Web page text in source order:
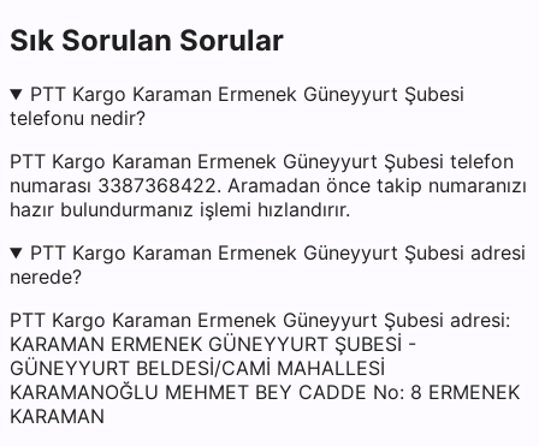
Sık Sorulan Sorular
PTT Kargo Karaman Ermenek Güneyyurt Şubesi
telefonu nedir?
PTT Kargo Karaman Ermenek Güneyyurt Şubesi telefon
numarası 3387368422. Aramadan önce takip numaranızı
hazır bulundurmanız işlemi hızlandırır.
PTT Kargo Karaman Ermenek Güneyyurt Şubesi adresi
nerede?
PTT Kargo Karaman Ermenek Güneyyurt Şubesi adresi:
KARAMAN ERMENEK GÜNEYYURT ŞUBESİ -
GÜNEYYURT BELDESİ/CAMİ MAHALLESİ
KARAMANOĞLU MEHMET BEY CADDE No: 8 ERMENEK
KARAMAN